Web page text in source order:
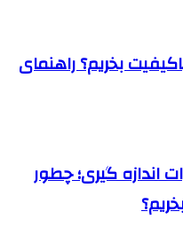
بخریم؟ راهنمای
اندازه گیری؛ چطور